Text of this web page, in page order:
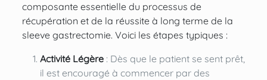
composante essentielle du processus de
récupération et de la réussite à long terme de la
sleeve gastrectomie. Voici les étapes typiques :
Activité Légère: Dès que le patient se sent prêt,
il est encouragé à commencer par des